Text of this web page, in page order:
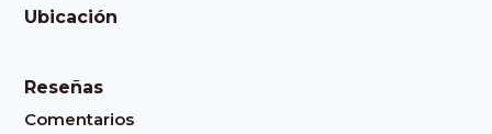
Ubicación
Reseñas
Comentarios